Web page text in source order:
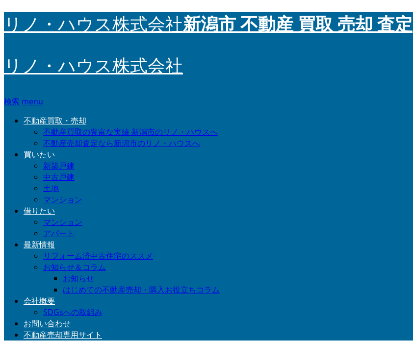
リノ・ハウス株式会社新潟市 不動産 買取 売却 査定
リノ・ハウス株式会社
検索 menu
不動産買取・売却
不動産買取の豊富な実績 新潟市のリノ・ハウスへ
不動産売却査定なら新潟市のリノ・ハウスへ
買いたい
新築戸建
中古戸建
土地
マンション
借りたい
マンション
アパート
最新情報
リフォーム済中古住宅のススメ
お知らせ＆コラム
お知らせ
はじめての不動産売却・購入お役立ちコラム
会社概要
SDGsへの取組み
お問い合わせ
不動産売却専用サイト